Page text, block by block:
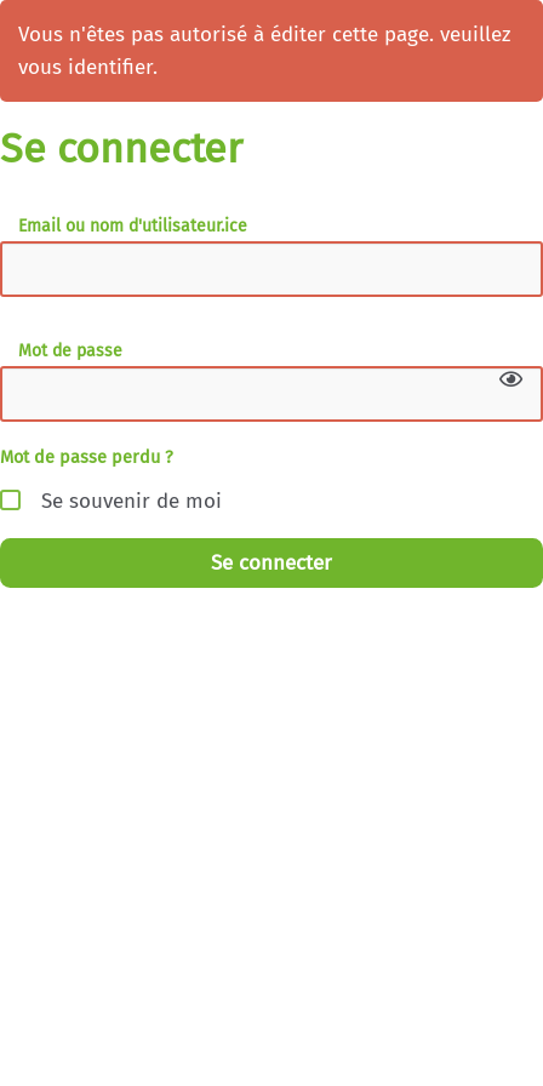
Vous n'êtes pas autorisé à éditer cette page. veuillez
vous identifier.
Se connecter
Email ou nom d'utilisateur.ice
Mot de passe
Mot de passe perdu ?
Se souvenir de moi
Se connecter